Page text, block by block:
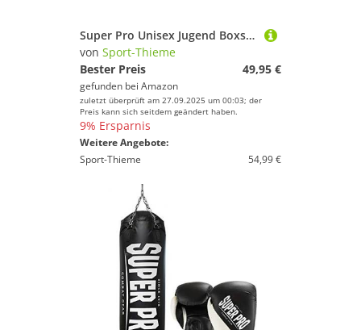
Super Pro Unisex Jugend Boxsack-Set Junior Boxset Kinder, Schwarz, Einheitsgröße
von Sport-Thieme
Bester Preis
49,95 €
gefunden bei Amazon
zuletzt überprüft am 27.09.2025 um 00:03; der
Preis kann sich seitdem geändert haben.
9% Ersparnis
Weitere Angebote:
Sport-Thieme
54,99 €